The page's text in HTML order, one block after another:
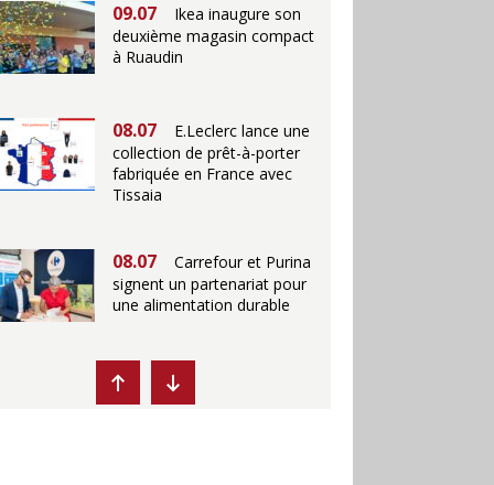
09.07
Ikea inaugure son
deuxième magasin compact
à Ruaudin
08.07
E.Leclerc lance une
collection de prêt-à-porter
fabriquée en France avec
Tissaia
08.07
Carrefour et Purina
signent un partenariat pour
une alimentation durable
07.07
Ikea propose des
"Escales fraîcheur" en